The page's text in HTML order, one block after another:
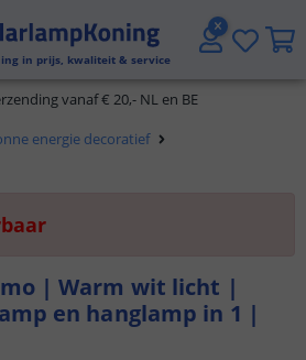
in prijs, kwaliteit & service
2 jaar garantie
vanaf € 20,- NL en BE
Klantbeoordeling 9.1
energie decoratief
| Warm wit licht |
en hanglamp in 1 |